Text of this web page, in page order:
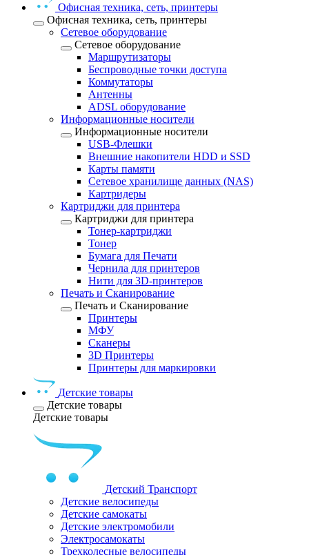
Офисная техника, cеть, принтеры
Офисная техника, cеть, принтеры
Сетевое оборудование
Сетевое оборудование
Маршрутизаторы
Беспроводные точки доступа
Коммутаторы
Антенны
ADSL оборудование
Информационные носители
Информационные носители
USB-Флешки
Внешние накопители HDD и SSD
Карты памяти
Сетевое хранилище данных (NAS)
Картридеры
Картриджи для принтера
Картриджи для принтера
Тонер-картриджи
Тонер
Бумага для Печати
Чернила для принтеров
Нити для 3D-принтеров
Печать и Сканирование
Печать и Сканирование
Принтеры
МФУ
Сканеры
3D Принтеры
Принтеры для маркировки
Детские товары
Детские товары
Детские товары
Детский Транспорт
Детские велосипеды
Детские самокаты
Детские электромобили
Электросамокаты
Трехколесные велосипеды